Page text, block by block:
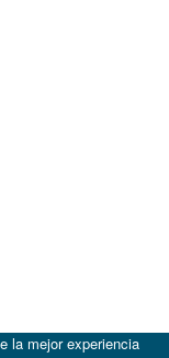
la mejor experiencia